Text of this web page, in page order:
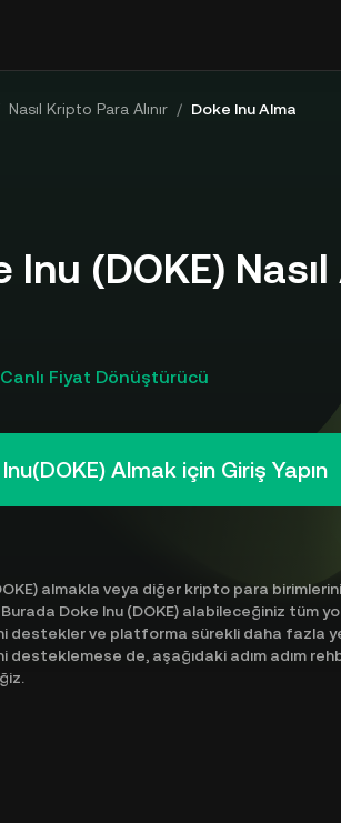
Nasıl Kripto Para Alınır / Doke Inu Alma
Inu (DOKE) Nasıl
Canlı Fiyat Dönüştürücü
Almak için Giriş Yapın
almakla veya diğer kripto para
Doke Inu (DOKE) alabileceğiniz tüm
destekler ve platforma sürekli daha fazla
desteklemese de, aşağıdaki adım adım